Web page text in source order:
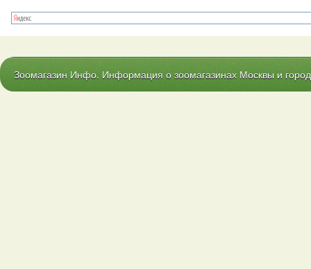
Зоомагазин Инфо. Информация о зоомагазинах Москвы и